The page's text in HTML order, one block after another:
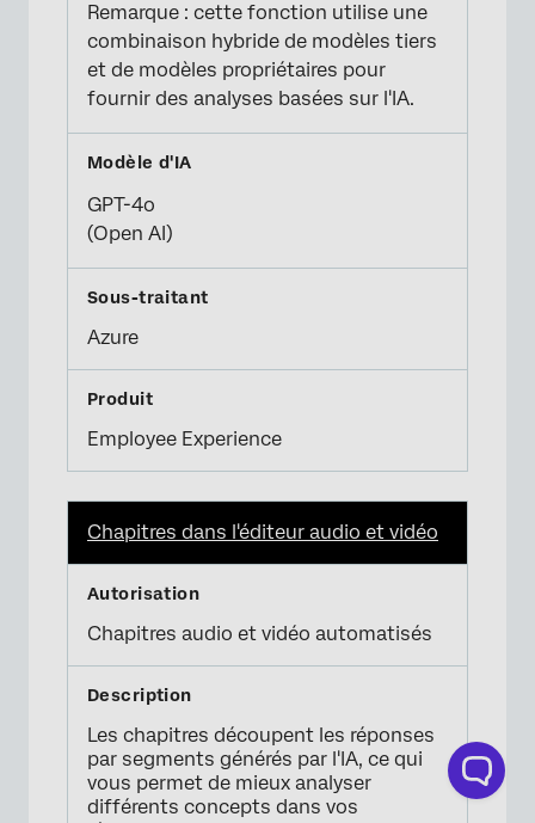
Remarque : cette fonction utilise une
combinaison hybride de modèles tiers
et de modèles propriétaires pour
fournir des analyses basées sur l'IA.
GPT-4o
(Open AI)
Azure
Employee Experience
Chapitres dans l'éditeur audio et vidéo
Chapitres audio et vidéo automatisés
Les chapitres découpent les réponses
par segments générés par l'IA, ce qui
vous permet de mieux analyser
différents concepts dans vos